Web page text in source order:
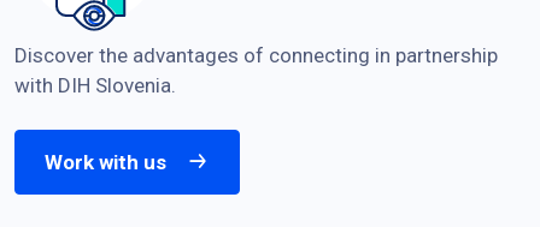
Discover the advantages of connecting in partnership
with DIH Slovenia.
Work with us